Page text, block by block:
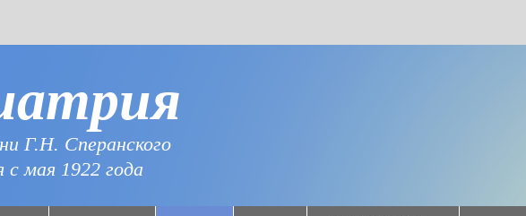
Г.Н. Сперанского
с мая 1922 года